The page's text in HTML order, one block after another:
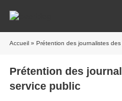
Accueil » Prétention des journalistes
Prétention des
service public